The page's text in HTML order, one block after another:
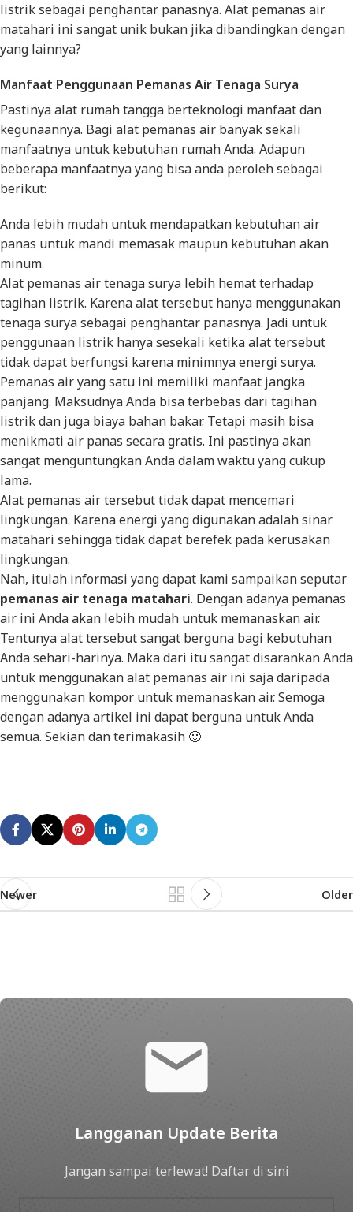
listrik sebagai penghantar panasnya. Alat pemanas air
matahari ini sangat unik bukan jika dibandingkan dengan
yang lainnya?
Manfaat Penggunaan Pemanas Air Tenaga Surya
Pastinya alat rumah tangga berteknologi manfaat dan
kegunaannya. Bagi alat pemanas air banyak sekali
manfaatnya untuk kebutuhan rumah Anda. Adapun
beberapa manfaatnya yang bisa anda peroleh sebagai
berikut:
Anda lebih mudah untuk mendapatkan kebutuhan air
panas untuk mandi memasak maupun kebutuhan akan
minum.
Alat pemanas air tenaga surya lebih hemat terhadap
tagihan listrik. Karena alat tersebut hanya menggunakan
tenaga surya sebagai penghantar panasnya. Jadi untuk
penggunaan listrik hanya sesekali ketika alat tersebut
tidak dapat berfungsi karena minimnya energi surya.
Pemanas air yang satu ini memiliki manfaat jangka
panjang. Maksudnya Anda bisa terbebas dari tagihan
listrik dan juga biaya bahan bakar. Tetapi masih bisa
menikmati air panas secara gratis. Ini pastinya akan
sangat menguntungkan Anda dalam waktu yang cukup
lama.
Alat pemanas air tersebut tidak dapat mencemari
lingkungan. Karena energi yang digunakan adalah sinar
matahari sehingga tidak dapat berefek pada kerusakan
lingkungan.
Nah, itulah informasi yang dapat kami sampaikan seputar
pemanas air tenaga matahari. Dengan adanya pemanas
air ini Anda akan lebih mudah untuk memanaskan air.
Tentunya alat tersebut sangat berguna bagi kebutuhan
Anda sehari-harinya. Maka dari itu sangat disarankan Anda
untuk menggunakan alat pemanas air ini saja daripada
menggunakan kompor untuk memanaskan air. Semoga
dengan adanya artikel ini dapat berguna untuk Anda
semua. Sekian dan terimakasih 🙂
Newer Older
Langganan Update Berita
Jangan sampai terlewat! Daftar di sini